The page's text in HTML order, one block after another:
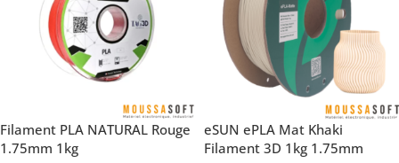
Filament PLA NATURAL Rouge
1.75mm 1kg
eSUN ePLA Mat Khaki
Filament 3D 1kg 1.75mm